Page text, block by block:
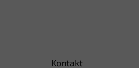
Kontakt